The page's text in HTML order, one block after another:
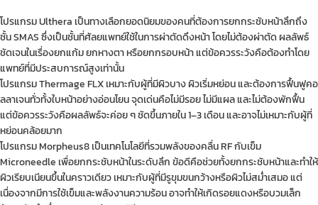
โปรแกรม Ulthera เป็นทางเลือกยอดนิยมของคนที่ต้องการยกกระชับหน้าลึกถึง
ชั้น SMAS ซึ่งเป็นชั้นที่ศัลยแพทย์ใช้ในการผ่าตัดดึงหน้า โดยไม่ต้องผ่าตัด ผลลัพธ์
ชัดเจนในเรื่องยกแก้ม ยกหางตา หรือยกกรอบหน้า แต่ข้อควรระวังคือต้องทำโดย
แพทย์ที่มีประสบการณ์สูงเท่านั้น
โปรแกรม Thermage FLX เหมาะกับผู้ที่มีผิวบาง ผิวเริ่มหย่อน และต้องการฟื้นฟูคอ
ลลาเจนทั่วทั้งใบหน้าอย่างอ่อนโยน จุดเด่นคือไม่มีรอย ไม่มีแผล และไม่ต้องพักฟื้น
แต่ข้อควรระวังคือผลลัพธ์จะค่อย ๆ ชัดขึ้นภายใน 1–3 เดือน และอาจไม่เหมาะกับผู้ที่
หย่อนคล้อยมาก
โปรแกรม Morpheus8 เป็นเทคโนโลยีที่รวมพลังของคลื่น RF กับเข็ม
Microneedle เพื่อยกกระชับหน้าในระดับลึก ข้อดีคือช่วยทั้งยกกระชับหน้าและทำให้
ผิวเรียบเนียนขึ้นในคราวเดียว เหมาะกับผู้ที่มีรูขุมขนกว้างหรือผิวไม่สม่ำเสมอ แต่
เนื่องจากมีการใช้เข็มและพลังงานความร้อน อาจทำให้เกิดรอยแดงหรือบวมเล็ก